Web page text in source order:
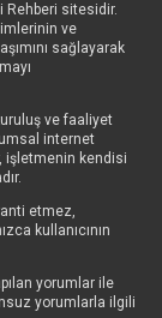
Rehberi sitesidir.
ve
sağlayarak
ve faaliyet
internet
işletmenin kendisi
etmez,
kullanıcının
yorumlar ile
yorumlarla ilgili